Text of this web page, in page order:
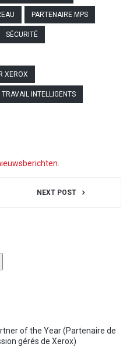
PARTENAIRE MPS
SÉCURITÉ
XEROX
INTELLIGENTS
NEXT POST
of the Year (Partenaire de
gérés de Xerox)